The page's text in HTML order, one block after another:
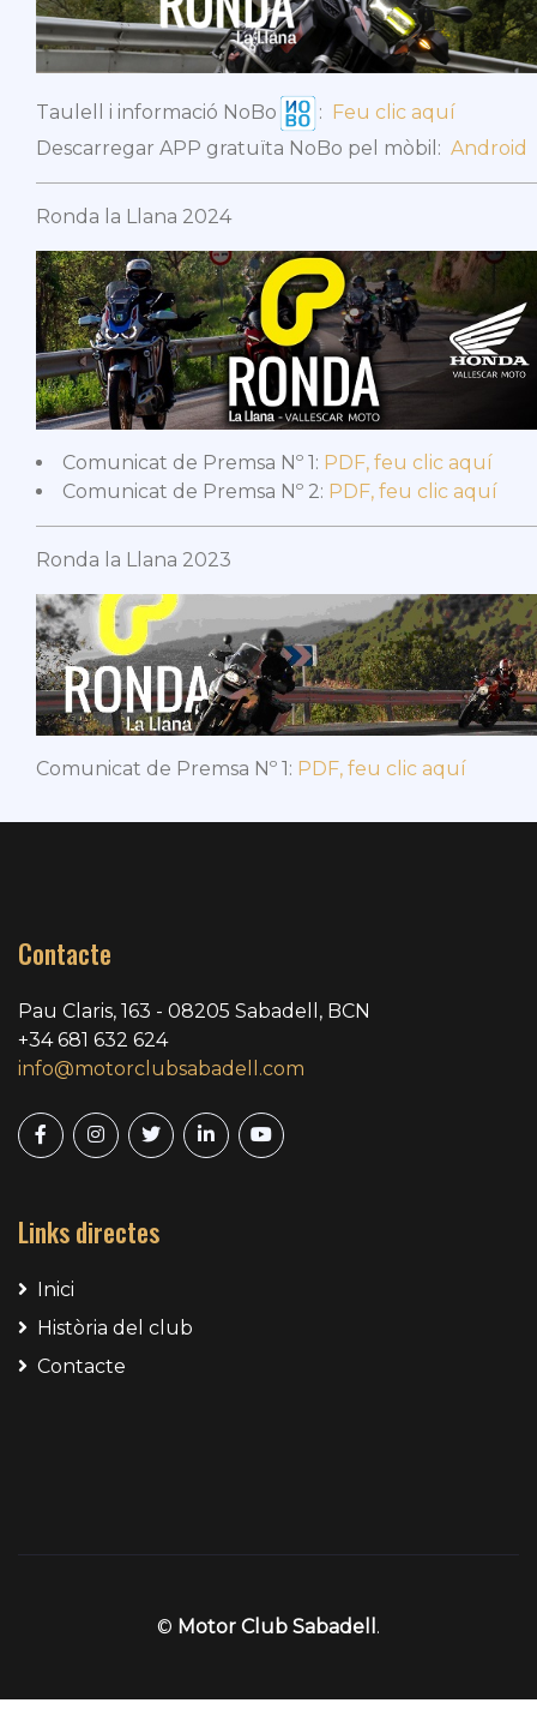
Taulell i informació NoBo : Feu clic aquí
Descarregar APP gratuïta NoBo pel mòbil: Android
Ronda la Llana 2024
Comunicat de Premsa Nº 1: PDF, feu clic aquí
Comunicat de Premsa Nº 2: PDF, feu clic aquí
Ronda la Llana 2023
Comunicat de Premsa Nº 1: PDF, feu clic aquí
Contacte
Pau Claris, 163 - 08205 Sabadell, BCN
+34 681 632 624
info@motorclubsabadell.com
Links directes
Inici
Història del club
Contacte
© Motor Club Sabadell .